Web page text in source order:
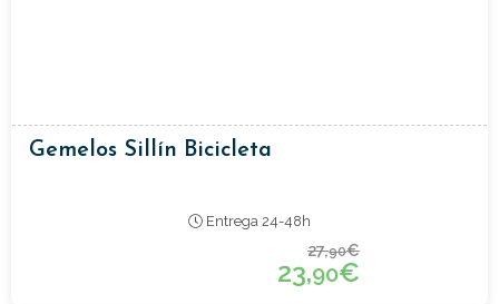
Gemelos Sillín Bicicleta
Entrega 24-48h
27,90€
23,90€